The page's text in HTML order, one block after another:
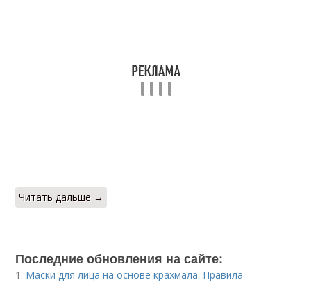
Читать дальше →
Последние обновления на сайте:
1. Маски для лица на основе крахмала. Правила